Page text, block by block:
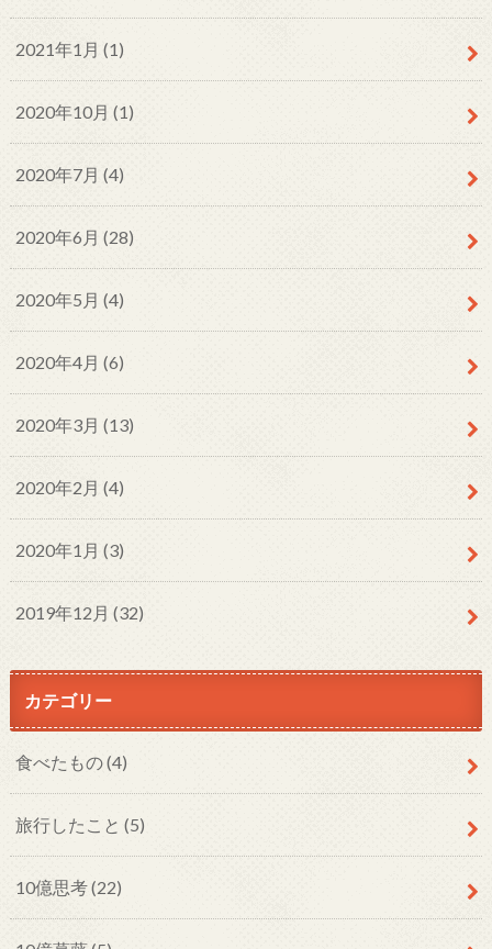
2021年1月 (1)
2020年10月 (1)
2020年7月 (4)
2020年6月 (28)
2020年5月 (4)
2020年4月 (6)
2020年3月 (13)
2020年2月 (4)
2020年1月 (3)
2019年12月 (32)
カテゴリー
食べたもの(4)
旅行したこと (5)
10億思考(22)